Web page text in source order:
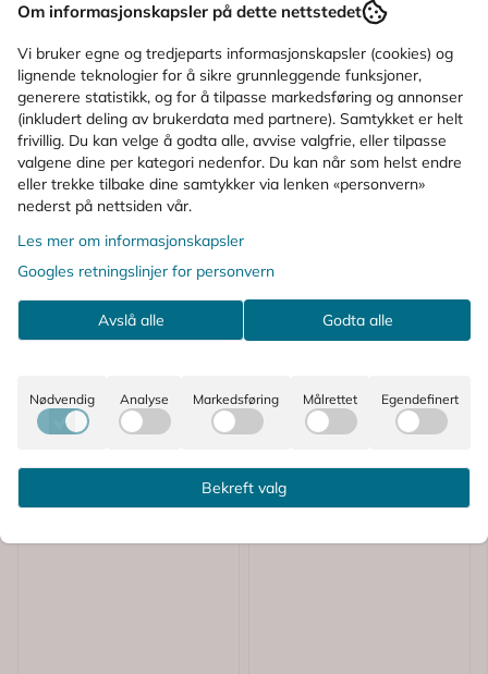
Om informasjonskapsler på dette nettstedet
Vi bruker egne og tredjeparts informasjonskapsler (cookies) og
lignende teknologier for å sikre grunnleggende funksjoner,
generere statistikk, og for å tilpasse markedsføring og annonser
(inkludert deling av brukerdata med partnere). Samtykket er helt
frivillig. Du kan velge å godta alle, avvise valgfrie, eller tilpasse
valgene dine per kategori nedenfor. Du kan når som helst endre
eller trekke tilbake dine samtykker via lenken «personvern»
nederst på nettsiden vår.
Les mer om informasjonskapsler
Googles retningslinjer for personvern
Avslå alle Godta alle
Nødvendig Analyse Markedsføring Målrettet Egendefinert
Bekreft valg